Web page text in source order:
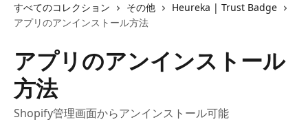
すべてのコレクション その他
Heureka | Trust Badge
アプリのアンインストール方法
アプリのアンインストール
方法
Shopify管理画面からアンインストール可能